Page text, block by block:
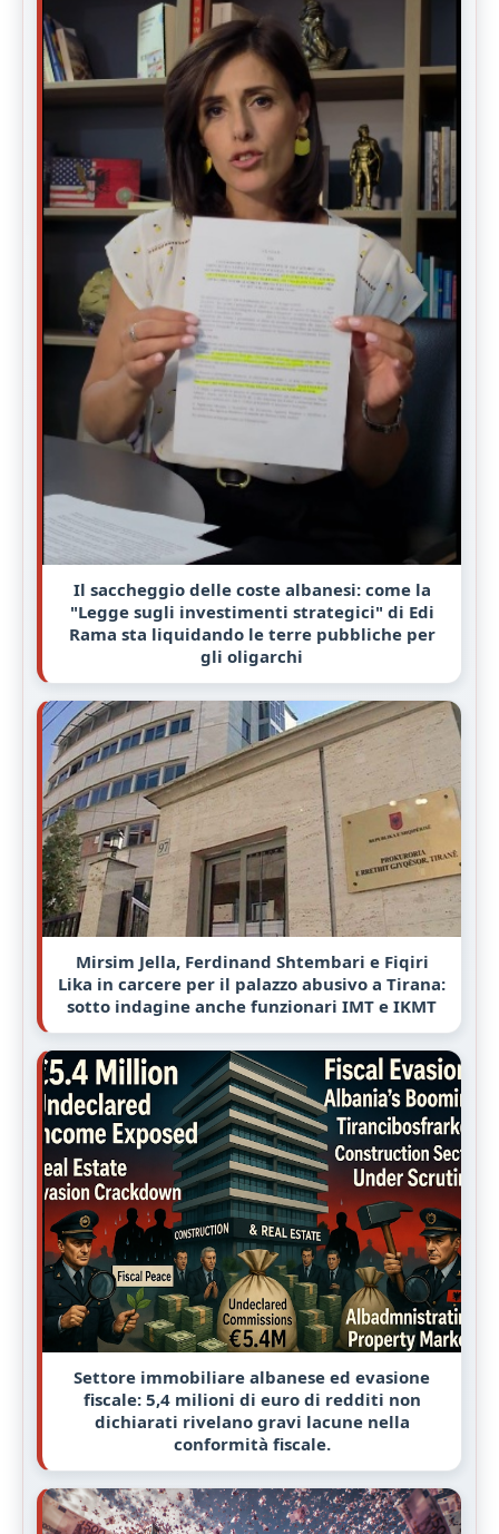
Il saccheggio delle coste albanesi: come la
"Legge sugli investimenti strategici" di Edi
Rama sta liquidando le terre pubbliche per
gli oligarchi
Mirsim Jella, Ferdinand Shtembari e Fiqiri
Lika in carcere per il palazzo abusivo a Tirana:
sotto indagine anche funzionari IMT e IKMT
Settore immobiliare albanese ed evasione
fiscale: 5,4 milioni di euro di redditi non
dichiarati rivelano gravi lacune nella
conformità fiscale.